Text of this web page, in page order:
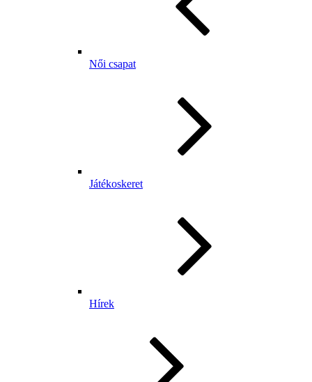
Női csapat
Játékoskeret
Hírek